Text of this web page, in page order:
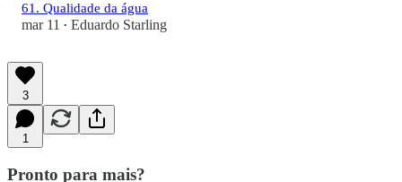
61. Qualidade da água
mar 11 • Eduardo Starling
3
1
Pronto para mais?